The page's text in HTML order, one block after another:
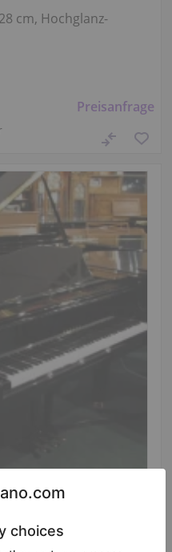
Preisanfrage
cm, Hochglanz-
cm, kraftvolle